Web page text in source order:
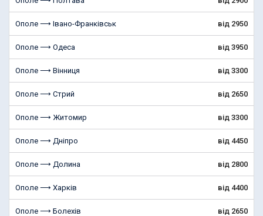
Ополе ⟶ Івано-Франківськ від 2950
Ополе ⟶ Одеса від 3950
Ополе ⟶ Вінниця від 3300
Ополе ⟶ Стрий від 2650
Ополе ⟶ Житомир від 3300
Ополе ⟶ Дніпро від 4450
Ополе ⟶ Долина від 2800
Ополе ⟶ Харків від 4400
Ополе ⟶ Болехів від 2650